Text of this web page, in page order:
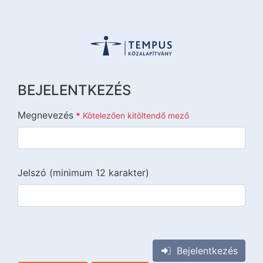
BEJELENTKEZÉS
Megnevezés * Kötelezően kitöltendő mező
Jelszó (minimum 12 karakter)
Bejelentkezés